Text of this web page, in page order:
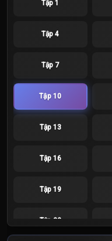
Tập 1
Tập 4
Tập 7
Tập 10
Tập 13
Tập 16
Tập 19
Tập 22